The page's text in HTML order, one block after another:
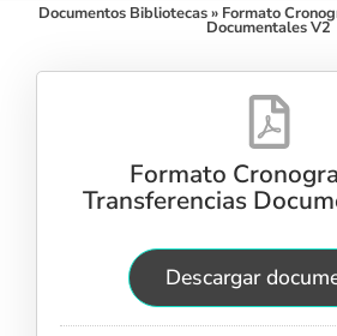
Documentos Bibliotecas» Formato
Documentales V2
Formato
Transferencias
Descargar